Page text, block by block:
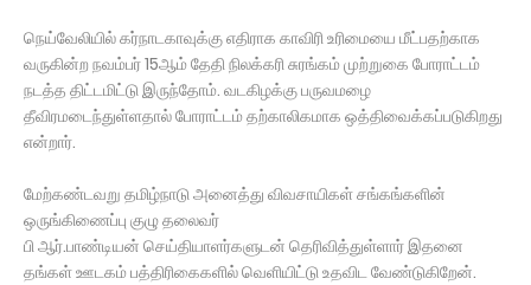
நெய்வேலியில் கர்நாடகாவுக்கு எதிராக காவிரி உரிமையை மீட்பதற்காக
வருகின்ற நவம்பர் 15ஆம் தேதி நிலக்கரி சுரங்கம் முற்றுகை போராட்டம்
நடத்த திட்டமிட்டு இருந்தோம். வடகிழக்கு பருவமழை
தீவிரமடைந்துள்ளதால் போராட்டம் தற்காலிகமாக ஒத்திவைக்கப்படுகிறது
என்றார்.
மேற்கண்டவறு தமிழ்நாடு அனைத்து விவசாயிகள் சங்கங்களின்
ஒருங்கிணைப்பு குழு தலைவர்
பி ஆர்.பாண்டியன் செய்தியாளர்களுடன் தெரிவித்துள்ளார் இதனை
தங்கள் ஊடகம் பத்திரிகைகளில் வெளியிட்டு உதவிட வேண்டுகிறேன்.